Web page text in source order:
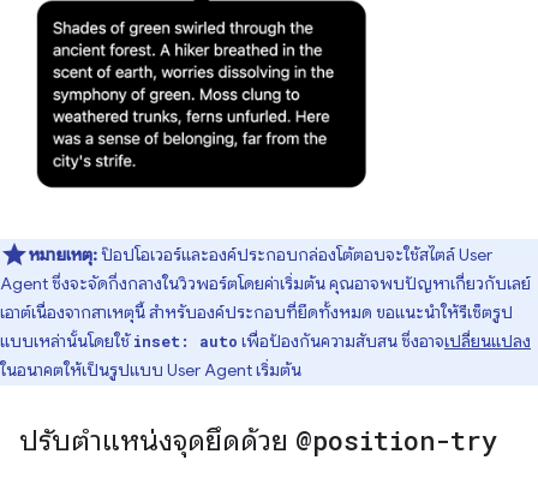
หมายเหตุ: ป๊อปโอเวอร์และองค์ประกอบกล่องโต้ตอบจะใช้สไตล์ User
Agent ซึ่งจะจัดกึ่งกลางในวิวพอร์ตโดยค่าเริ่มต้น คุณอาจพบปัญหาเกี่ยวกับเลย์
เอาต์เนื่องจากสาเหตุนี้ สำหรับองค์ประกอบที่ยึดทั้งหมด ขอแนะนำให้รีเซ็ตรูป
แบบเหล่านั้นโดยใช้inset: auto เพื่อป้องกันความสับสน ซึ่งอาจเปลี่ยนแปลง
ในอนาคตให้เป็นรูปแบบ User Agent เริ่มต้น
ปรับตำแหน่งจุดยึดด้วย @position-try